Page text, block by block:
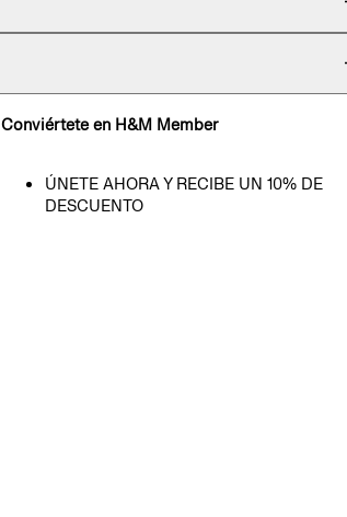
Conviértete en H&M Member
ÚNETE AHORA Y RECIBE UN 10% DE
DESCUENTO